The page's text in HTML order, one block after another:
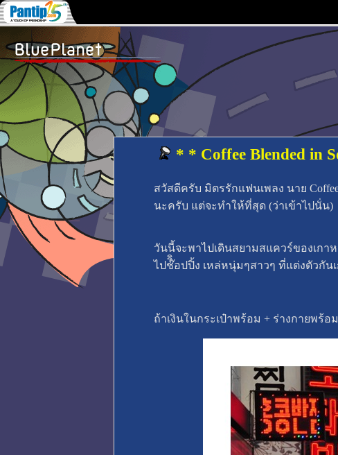
* * Coffee Blended in
สวัสดีครับ มิตรรักแฟนเพลง นาย
นะครับ แต่จะทำให้ที่สุด (ว่าเข้าไปนั่น)
วันนี้จะพาไปเดินสยามสแควร์ของเกา
ไปช๊ิิอปปิ้ง เหล่หนุ่มๆสาวๆ ที่แต่งตัวกัน
ถ้าเงินในกระเป๋าพร้อม + ร่างกายพร้อ